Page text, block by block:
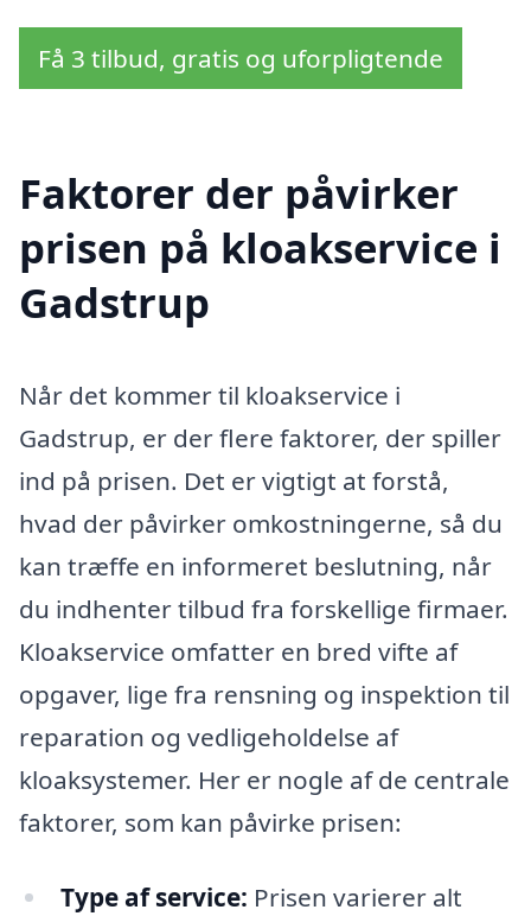
Få 3 tilbud, gratis og uforpligtende
Faktorer der påvirker
prisen på kloakservice i
Gadstrup
Når det kommer til kloakservice i
Gadstrup, er der flere faktorer, der spiller
ind på prisen. Det er vigtigt at forstå,
hvad der påvirker omkostningerne, så du
kan træffe en informeret beslutning, når
du indhenter tilbud fra forskellige firmaer.
Kloakservice omfatter en bred vifte af
opgaver, lige fra rensning og inspektion til
reparation og vedligeholdelse af
kloaksystemer. Her er nogle af de centrale
faktorer, som kan påvirke prisen:
Type af service: Prisen varierer alt